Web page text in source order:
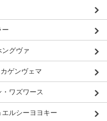
ー
グヴァ
ゲンヴェマ
ワズワース
ルシーヨヨキー